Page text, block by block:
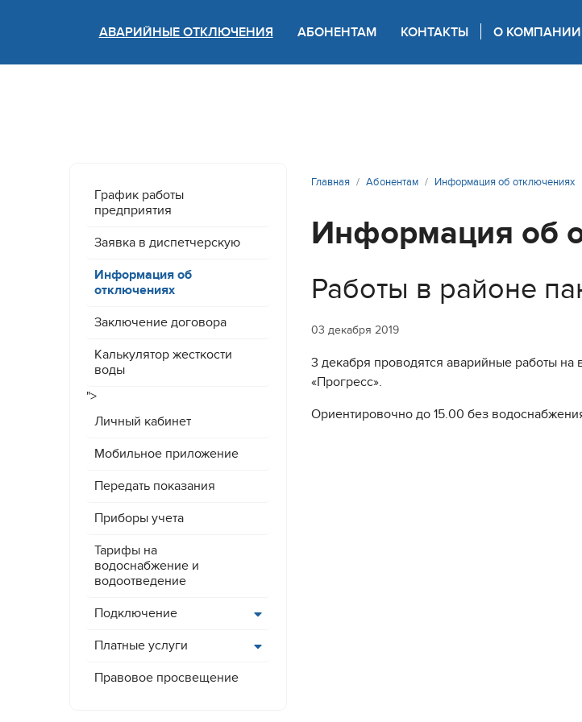
Версия для слабовидящих
АВАРИЙНЫЕ ОТКЛЮЧЕНИЯ АБОНЕНТАМ КОНТАКТЫ О КОМПАНИИ
График работы
предприятия
Заявка в диспетчерскую
Информация об
отключениях
Заключение договора
Калькулятор жесткости
воды
">
Личный кабинет
Мобильное приложение
Передать показания
Приборы учета
Тарифы на
водоснабжение и
водоотведение
Подключение
Платные услуги
Правовое просвещение
Главная Абонентам Информация об отключениях
Информация об
Работы в районе
03 декабря 2019
3 декабря проводятся аварийные работы
«Прогресс».
Ориентировочно до 15.00 без